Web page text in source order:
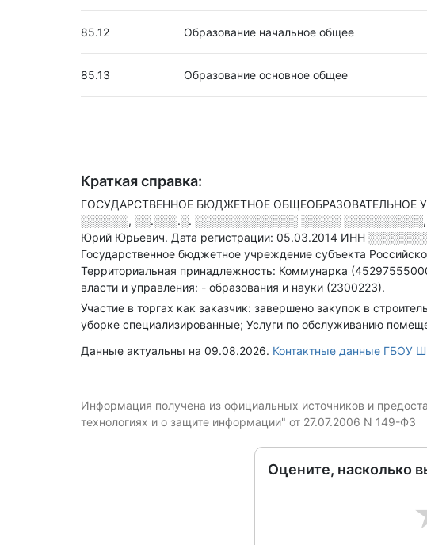
85.12 Образование начальное общее
85.13 Образование основное общее
Краткая справка:
ГОСУДАРСТВЕННОЕ БЮДЖЕТНОЕ ОБЩЕОБРАЗОВАТЕЛЬНОЕ
░░░░░░, ░░.░░░.░. ░░░░░░░░░░░░░ ░░░░░
Юрий Юрьевич. Дата регистрации: 05.03.2014 ИНН
Государственное бюджетное учреждение субъекта
Территориальная принадлежность: Коммунарка
власти и управления: - образования и науки (2300223).
Участие в торгах как заказчик: завершено закупок в
уборке специализированные; Услуги по обслуживанию
Данные актуальны на 09.08.2026. Контактные данные ГБОУ
Информация получена из официальных источников и
технологиях и о защите информации" от 27.07.2006 N 149-ФЗ
Оцените, насколько